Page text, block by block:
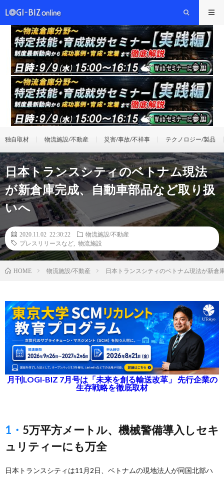
独自取材 物流施設/不動産 災害/事故/不祥事 テクノロジー/製品
日本トランスシティのベトナム現法
が新倉庫完成、自動車部品など取り扱
いへ
2020.11.02 22:30:22
物流施設/不動産
プレスリリースなど
物流施設
HOME 物流施設/不動産 日本トランスシティのベトナム現法が新倉
月刊LOGI-BIZ 7月号は「未来を創る輸送改革」 先行企業の
生存戦略を徹底取材
1・5万平方メートル、機械警備導入しセキ
ュリティーにも万全
日本トランスシティは11月2日、ベトナムの現地法人が同国北部ハ